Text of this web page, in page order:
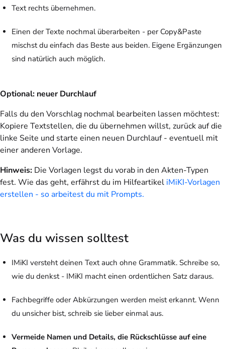
Text rechts übernehmen.
Einen der Texte nochmal überarbeiten - per Copy&Paste
mischst du einfach das Beste aus beiden. Eigene Ergänzungen
sind natürlich auch möglich.
Optional: neuer Durchlauf
Falls du den Vorschlag nochmal bearbeiten lassen möchtest:
Kopiere Textstellen, die du übernehmen willst, zurück auf die
linke Seite und starte einen neuen Durchlauf - eventuell mit
einer anderen Vorlage.
Hinweis: Die Vorlagen legst du vorab in den Akten-Typen
fest. Wie das geht, erfährst du im Hilfeartikel iMiKI-Vorlagen
erstellen - so arbeitest du mit Prompts.
Was du wissen solltest
IMiKI versteht deinen Text auch ohne Grammatik. Schreibe so,
wie du denkst - IMiKI macht einen ordentlichen Satz daraus.
Fachbegriffe oder Abkürzungen werden meist erkannt. Wenn
du unsicher bist, schreib sie lieber einmal aus.
Vermeide Namen und Details, die Rückschlüsse auf eine